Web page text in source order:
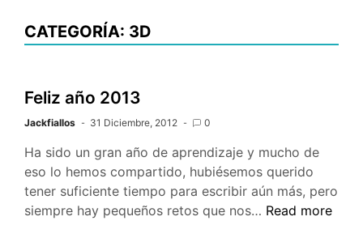
CATEGORÍA: 3D
Feliz año 2013
Jackfiallos 31 Diciembre, 2012 0
Ha sido un gran año de aprendizaje y mucho de
eso lo hemos compartido, hubiésemos querido
tener suficiente tiempo para escribir aún más, pero
siempre hay pequeños retos que nos… Feliz
Read more